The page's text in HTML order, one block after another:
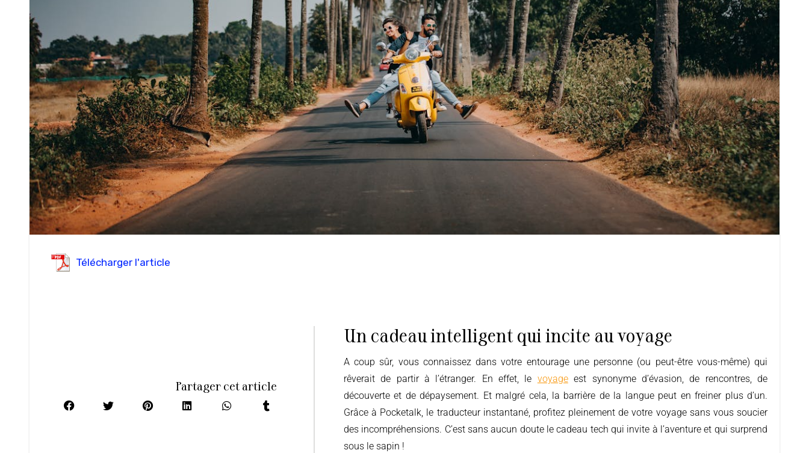
Télécharger l'article
Partager cet article
Un cadeau intelligent qui incite au voyage
A coup sûr, vous connaissez dans votre entourage une personne (ou peut-être vous-même) qui
rêverait de partir à l’étranger. En effet, le voyageest synonyme d’évasion, de rencontres, de
découverte et de dépaysement. Et malgré cela, la barrière de la langue peut en freiner plus d’un.
Grâce à Pocketalk, le traducteur instantané, profitez pleinement de votre voyage sans vous soucier
des incompréhensions. C’est sans aucun doute le cadeau tech qui invite à l’aventure et qui surprend
sous le sapin !